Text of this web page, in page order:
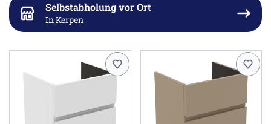
Selbstabholung vor Ort
In Kerpen